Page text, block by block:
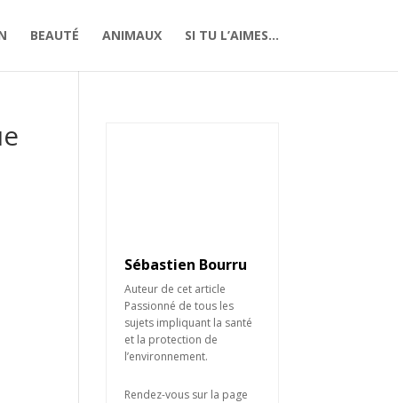
BEAUTÉ ANIMAUX SI TU L’AIMES…
Sébastien Bourru
Auteur de cet article
Passionné de tous les
sujets impliquant la santé
et la protection de
l’environnement.
Rendez-vous sur la page